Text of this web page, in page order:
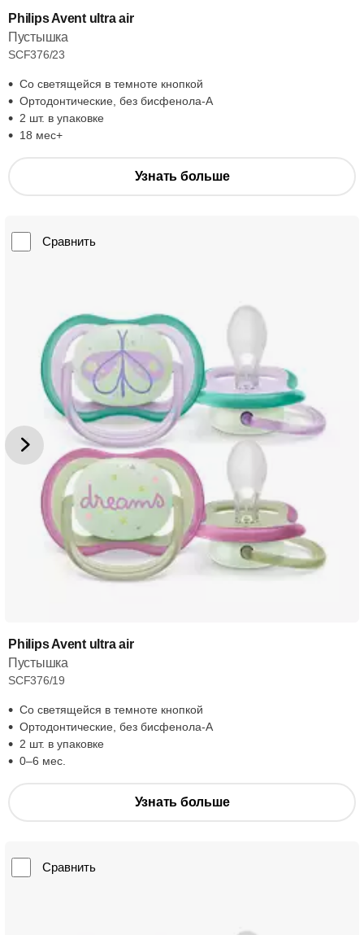
Philips Avent ultra air
Пустышка
SCF376/23
Со светящейся в темноте кнопкой
Ортодонтические, без бисфенола-А
2 шт. в упаковке
18 мес+
Узнать больше
Сравнить
Philips Avent ultra air
Пустышка
SCF376/19
Со светящейся в темноте кнопкой
Ортодонтические, без бисфенола-А
2 шт. в упаковке
0–6 мес.
Узнать больше
Сравнить